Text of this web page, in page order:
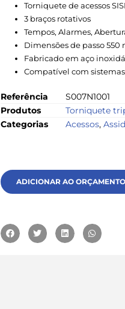
Torniquete de acessos
3 braços rotativos
Tempos, Alarmes,
Dimensões de passo 550
Fabricado em aço
Compatível com
Referência
S007N1001
Produtos
Torniquete
Categorias
Acessos,
ADICIONAR AO ORÇAMENTO